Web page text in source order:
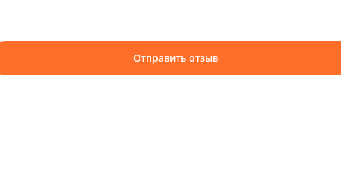
Отправить отзыв